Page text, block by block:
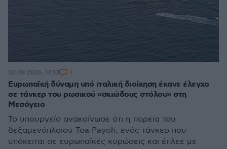
Ευρωπαϊκή δύναμη υπό ιταλική διοίκηση έκανε έλεγχο
σε τάνκερ του ρωσικού «σκιώδους στόλου» στη
Μεσόγειο
Το υπουργείο ανακοίνωσε ότι η πορεία του
δεξαμενόπλοιου Toa Payoh, ενός τάνκερ που
υπόκειται σε ευρωπαϊκές κυρώσεις και έπλεε με
02.08.2026, 17:33 1